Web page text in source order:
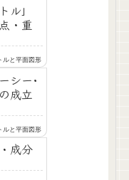
」
・重
と平面図形
シー･
成立
と平面図形
成分